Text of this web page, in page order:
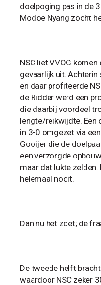
doelpoging pas in de
Modoe Nyang zocht
NSC liet VVOG
gevaarlijk uit. Achterin
en daar profiteerde
de Ridder werd een
die daarbij voordeel
lengte/reikwijdte. Een
in 3-0 omgezet via
Gooijer die de
een verzorgde
maar dat lukte zelden.
helemaal nooit.
Dan nu het zoet; de
De tweede helft
waardoor NSC zeker